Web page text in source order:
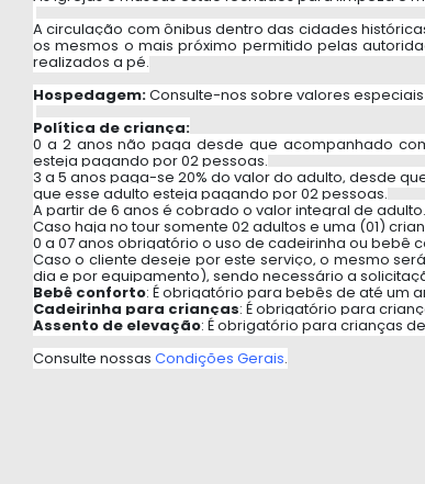
A circulação com ônibus dentro das cidades
os mesmos o mais próximo permitido pelas
realizados a pé.
Hospedagem: Consulte-nos sobre valores
Política de criança:
0 a 2 anos não paga desde que acompanhado
esteja pagando por 02 pessoas.
3 a 5 anos paga-se 20% do valor do adulto, desde
que esse adulto esteja pagando por 02 pessoas.
A partir de 6 anos é cobrado o valor integral de adulto.
Caso haja no tour somente 02 adultos e uma (01)
0 a 07 anos obrigatório o uso de cadeirinha ou bebê
Caso o cliente deseje por este serviço, o mesmo
dia e por equipamento), sendo necessário a
Bebê conforto: É obrigatório para bebês de até um
Cadeirinha para crianças: É obrigatório para
Assento de elevação: É obrigatório para crianças
Consulte nossas Condições Gerais.